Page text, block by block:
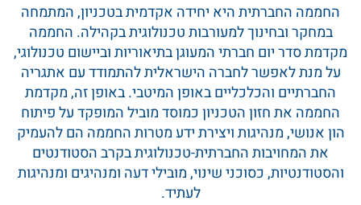
החממה החברתית היא יחידה אקדמית בטכניון, המתמחה
במחקר ובחינוך למעורבות טכנולוגית בקהילה. החממה
מקדמת סדר יום חברתי המעוגן בתיאוריות וביישום טכנולוגי,
על מנת לאפשר לחברה הישראלית להתמודד עם אתגריה
החברתיים והכלכליים באופן המיטבי. באופן זה, מקדמת
החממה את חזון הטכניון כמוסד מוביל המופקד על פיתוח
הון אנושי, מנהיגות ויצירת ידע מטרות החממה הם להעמיק
את המחויבות החברתית-טכנולוגית בקרב הסטודנטים
והסטודנטיות, כסוכני שינוי, מובילי דעה ומנהיגים ומנהיגות
לעתיד.